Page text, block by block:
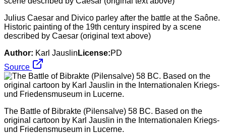
Julius Caesar and Divico parley after the battle at the Saône.
Historic painting of the 19th century inspired by a scene
described by Caesar (original text above)
Author: Karl Jauslin License:PD
Source
The Battle of Bibrakte (Pilensalve) 58 BC. Based on the
original cartoon by Karl Jauslin in the Internationalen Kriegs-
und Friedensmuseum in Lucerne.